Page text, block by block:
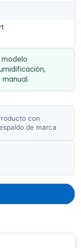
con
de marca